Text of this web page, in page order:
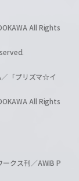
All Rights
「プリズマ☆イ
All Rights
クス刊／AWIB P